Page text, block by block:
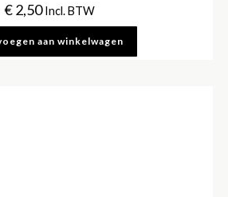
€2,50 Incl. BTW
aan winkelwagen